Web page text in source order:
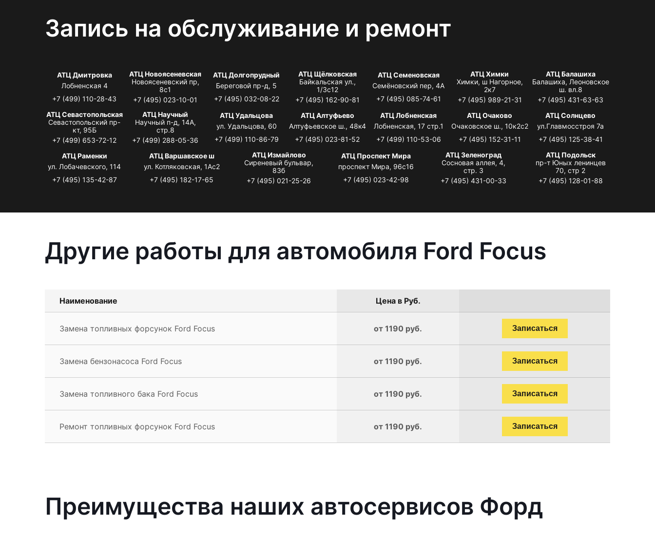
Запись на обслуживание и ремонт
АТЦ Дмитровка
Лобненская 4
+7 (499) 110-28-43
АТЦ Новоясеневская
Новоясеневский пр,
8с1
+7 (495) 023-10-01
АТЦ Долгопрудный
Береговой пр-д, 5
+7 (495) 032-08-22
АТЦ Щёлковская
Байкальская ул.,
1/3с12
+7 (495) 162-90-81
АТЦ Семеновская
Семёновский пер, 4А
+7 (495) 085-74-61
АТЦ Химки
Химки, ш Нагорное,
2к7
+7 (495) 989-21-31
АТЦ Балашиха
Балашиха, Леоновское
ш. вл.8
+7 (495) 431-63-63
АТЦ Севастопольская
Севастопольский пр-
кт, 95Б
+7 (499) 653-72-12
АТЦ Научный
Научный п-д, 14А,
стр.8
+7 (499) 288-05-36
АТЦ Удальцова
ул. Удальцова, 60
+7 (499) 110-86-79
АТЦ Алтуфьево
Алтуфьевское ш., 48к4
+7 (495) 023-81-52
АТЦ Лобненская
Лобненская, 17 стр.1
+7 (499) 110-53-06
АТЦ Очаково
Очаковское ш., 10к2с2
+7 (495) 152-31-11
АТЦ Солнцево
ул.Главмосстроя 7а
+7 (495) 125-38-41
АТЦ Раменки
ул. Лобачевского, 114
+7 (495) 135-42-87
АТЦ Варшавское ш
ул. Котляковская, 1Ас2
+7 (495) 182-17-65
АТЦ Измайлово
Сиреневый бульвар,
83б
+7 (495) 021-25-26
АТЦ Проспект Мира
проспект Мира, 96с16
+7 (495) 023-42-98
АТЦ Зеленоград
Сосновая аллея, 4,
стр. 3
+7 (495) 431-00-33
АТЦ Подольск
пр-т Юных ленинцев
70, стр 2
+7 (495) 128-01-88
Другие работы для автомобиля Ford Focus
Наименование Цена в Руб.
Замена топливных форсунок Ford Focus от 1190 руб. Записаться
Замена бензонасоса Ford Focus от 1190 руб. Записаться
Замена топливного бака Ford Focus от 1190 руб. Записаться
Ремонт топливных форсунок Ford Focus от 1190 руб. Записаться
Преимущества наших автосервисов Форд